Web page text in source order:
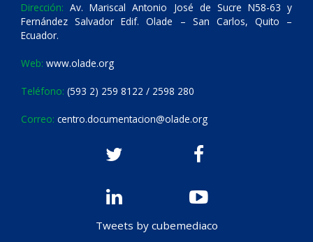
Dirección: Av. Mariscal Antonio José de Sucre N58-63 y
Fernández Salvador Edif. Olade – San Carlos, Quito –
Ecuador.
Web: www.olade.org
Teléfono: (593 2) 259 8122 / 2598 280
Correo: centro.documentacion@olade.org
Tweets by cubemediaco